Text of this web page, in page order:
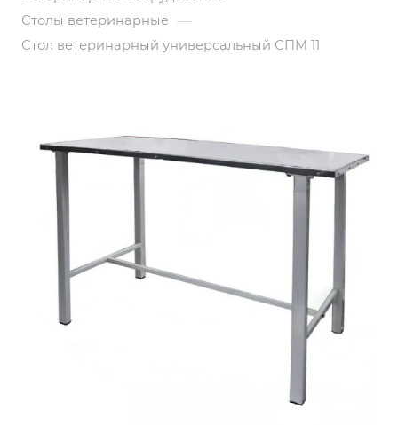
Столы ветеринарные —
Стол ветеринарный универсальный СПМ 11